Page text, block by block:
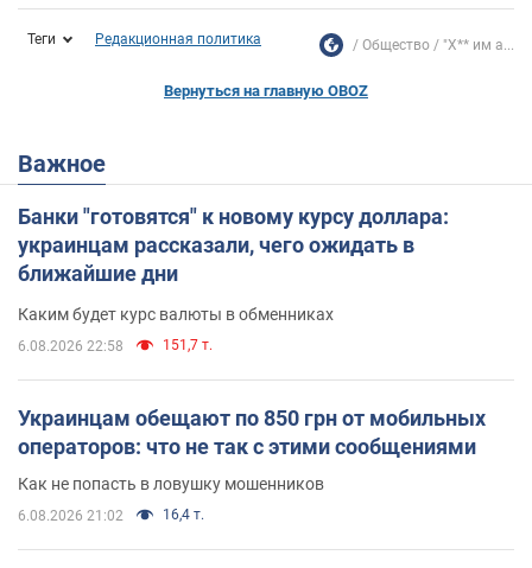
Теги Редакционная политика Общество "Х** им а...
Вернуться на главную OBOZ
Важное
Банки "готовятся" к новому курсу доллара:
украинцам рассказали, чего ожидать в
ближайшие дни
Каким будет курс валюты в обменниках
6.08.2026 22:58 151,7 т.
Украинцам обещают по 850 грн от мобильных
операторов: что не так с этими сообщениями
Как не попасть в ловушку мошенников
6.08.2026 21:02 16,4 т.